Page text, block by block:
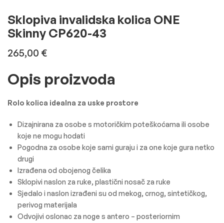
Sklopiva invalidska kolica ONE
Skinny CP620-43
265,00 €
Opis proizvoda
Rolo kolica idealna za uske prostore
Dizajnirana za osobe s motoričkim poteškoćama ili osobe
koje ne mogu hodati
Pogodna za osobe koje sami guraju i za one koje gura netko
drugi
Izrađena od obojenog čelika
Sklopivi naslon za ruke, plastični nosač za ruke
Sjedalo i naslon izrađeni su od mekog, crnog, sintetičkog,
perivog materijala
Odvojivi oslonac za noge s antero – posteriornim